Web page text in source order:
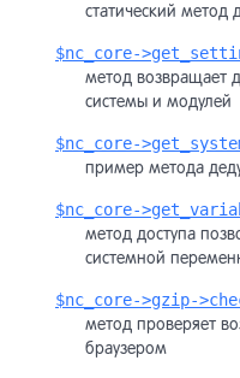
статический метод
$nc_core-
метод возвращает
системы и модулей
$nc_core-
пример метода
$nc_core-
метод доступа
системной
$nc_core->gzip-
метод проверяет
браузером